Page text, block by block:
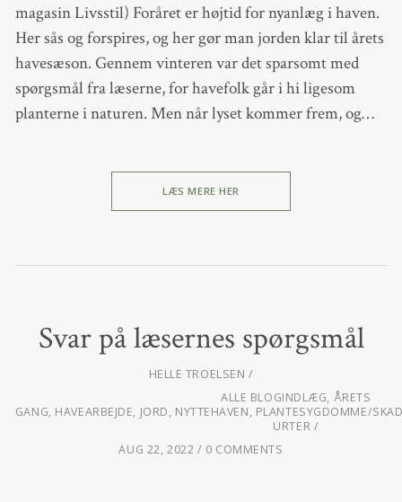
magasin Livsstil) Foråret er højtid for nyanlæg i haven.
Her sås og forspires, og her gør man jorden klar til årets
havesæson. Gennem vinteren var det sparsomt med
spørgsmål fra læserne, for havefolk går i hi ligesom
planterne i naturen. Men når lyset kommer frem, og…
LÆS MERE HER
Svar på læsernes spørgsmål
HELLE TROELSEN
ALLE BLOGINDLÆG, ÅRETS
GANG, HAVEARBEJDE, JORD, NYTTEHAVEN, PLANTESYGDOMME/
URTER
AUG 22, 2022
0 COMMENTS